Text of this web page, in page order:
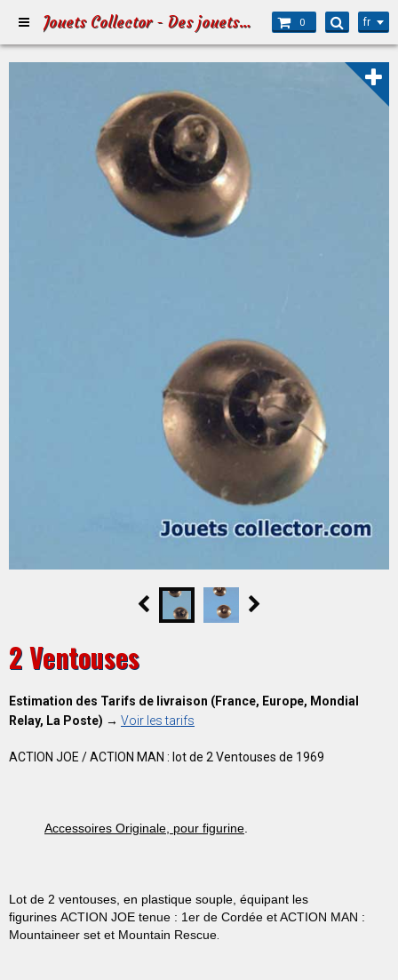
Jouets Collector - Des jouets pour Petits et Grands 0 fr
2 Ventouses
Estimation des Tarifs de livraison (France, Europe, Mondial
Relay, La Poste) → Voir les tarifs
ACTION JOE / ACTION MAN : lot de 2 Ventouses de 1969
Accessoires Originale, pour figurine
Lot de 2 ventouses, en plastique souple, équipant les
figurines ACTION JOE tenue : 1er de Cordée et ACTION MAN :
Mountaineer set et Mountain Rescue